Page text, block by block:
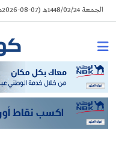
Skip
to
الجمعة 1448/02/24هـ (07-08-2026م) | الكويت